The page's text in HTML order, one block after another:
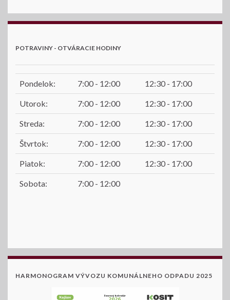
POTRAVINY - OTVÁRACIE HODINY
Pondelok: 7:00 - 12:00 12:30 - 17:00
Utorok: 7:00 - 12:00 12:30 - 17:00
Streda: 7:00 - 12:00 12:30 - 17:00
Štvrtok: 7:00 - 12:00 12:30 - 17:00
Piatok: 7:00 - 12:00 12:30 - 17:00
Sobota: 7:00 - 12:00
HARMONOGRAM VÝVOZU KOMUNÁLNEHO ODPADU 2025